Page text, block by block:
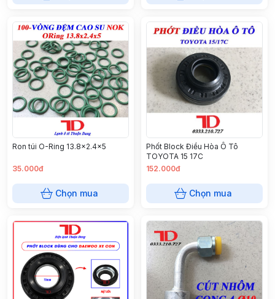
Ron túi O-Ring 13.8x2.4x5
35.000đ
Chọn mua
Phốt Block Điều Hòa Ô Tô
TOYOTA 15 17C
152.000đ
Chọn mua